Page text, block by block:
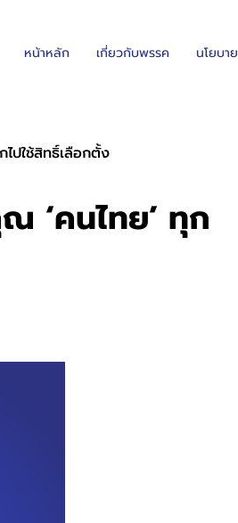
หน้าหลัก เกี่ยวกับพรรค นโยบาย
ปใช้สิทธิ์เลือกตั้ง
‘คนไทย’ ทุก